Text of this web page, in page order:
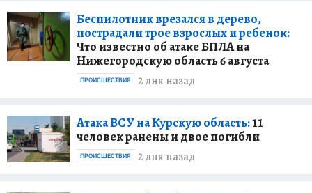
Беспилотник врезался в дерево,
пострадали трое взрослых и ребенок:
Что известно об атаке БПЛА на
Нижегородскую область 6 августа
2 дня назад
ПРОИСШЕСТВИЯ
Атака ВСУ на Курскую область:11
человек ранены и двое погибли
2 дня назад
ПРОИСШЕСТВИЯ